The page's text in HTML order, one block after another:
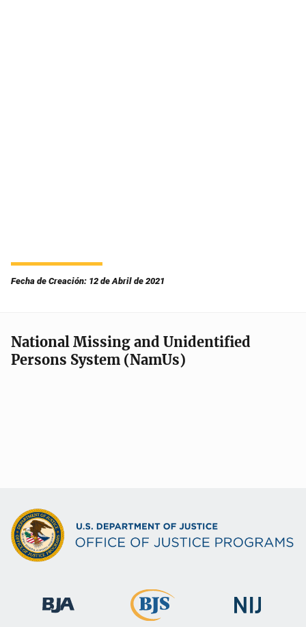
Fecha de Creación: 12 de Abril de 2021
National Missing and Unidentified
Persons System (NamUs)